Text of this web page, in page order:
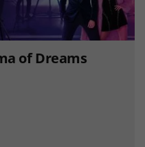
of Dreams